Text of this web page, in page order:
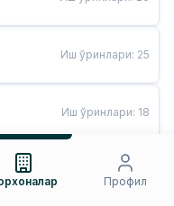
Иш ўринлари: 25
Иш ўринлари: 18
Иш ўринлари
Профил